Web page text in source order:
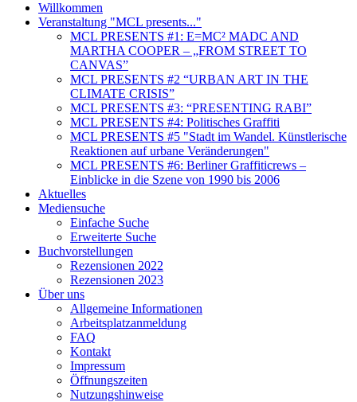
Willkommen
Veranstaltung "MCL presents..."
MCL PRESENTS #1: E=MC² MADC AND
MARTHA COOPER – „FROM STREET TO
CANVAS”
MCL PRESENTS #2 “URBAN ART IN THE
CLIMATE CRISIS”
MCL PRESENTS #3: “PRESENTING RABI”
MCL PRESENTS #4: Politisches Graffiti
MCL PRESENTS #5 "Stadt im Wandel. Künstlerische
Reaktionen auf urbane Veränderungen"
MCL PRESENTS #6: Berliner Graffiticrews –
Einblicke in die Szene von 1990 bis 2006
Aktuelles
Mediensuche
Einfache Suche
Erweiterte Suche
Buchvorstellungen
Rezensionen 2022
Rezensionen 2023
Über uns
Allgemeine Informationen
Arbeitsplatzanmeldung
FAQ
Kontakt
Impressum
Öffnungszeiten
Nutzungshinweise